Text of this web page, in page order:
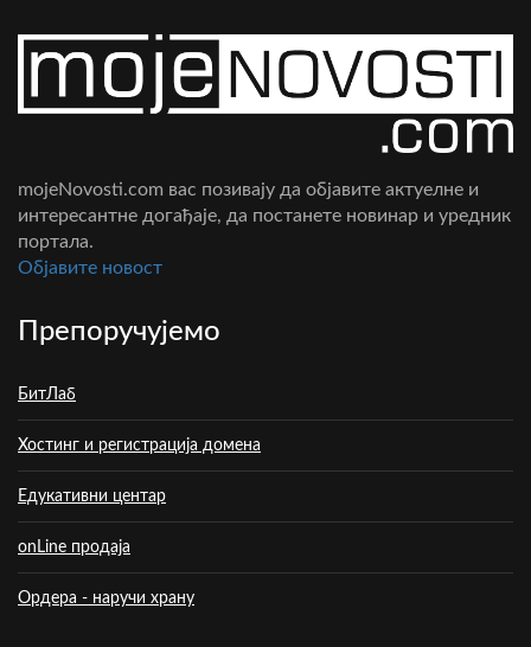
mojeNovosti.com вас позивају да објавите актуелне и
интересантне догађаје, да постанете новинар и уредник
портала.
Oбјавите новост
Препоручујемо
БитЛаб
Хостинг и регистрација домена
Едукативни центар
onLine продаја
Ордера - наручи храну